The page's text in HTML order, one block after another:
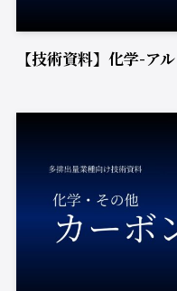
【技術資料】化学-アル